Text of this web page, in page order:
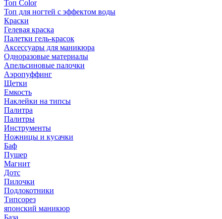
Топ Color
Топ для ногтей с эффектом воды
Краски
Гелевая краска
Палетки гель-красок
Аксессуары для маникюра
Одноразовые материалы
Апельсиновые палочки
Аэропуффинг
Щетки
Емкость
Наклейки на типсы
Палитра
Палитры
Инструменты
Ножницы и кусачки
Баф
Пушер
Магнит
Дотс
Пилочки
Подлокотники
Типсорез
японский маникюр
База